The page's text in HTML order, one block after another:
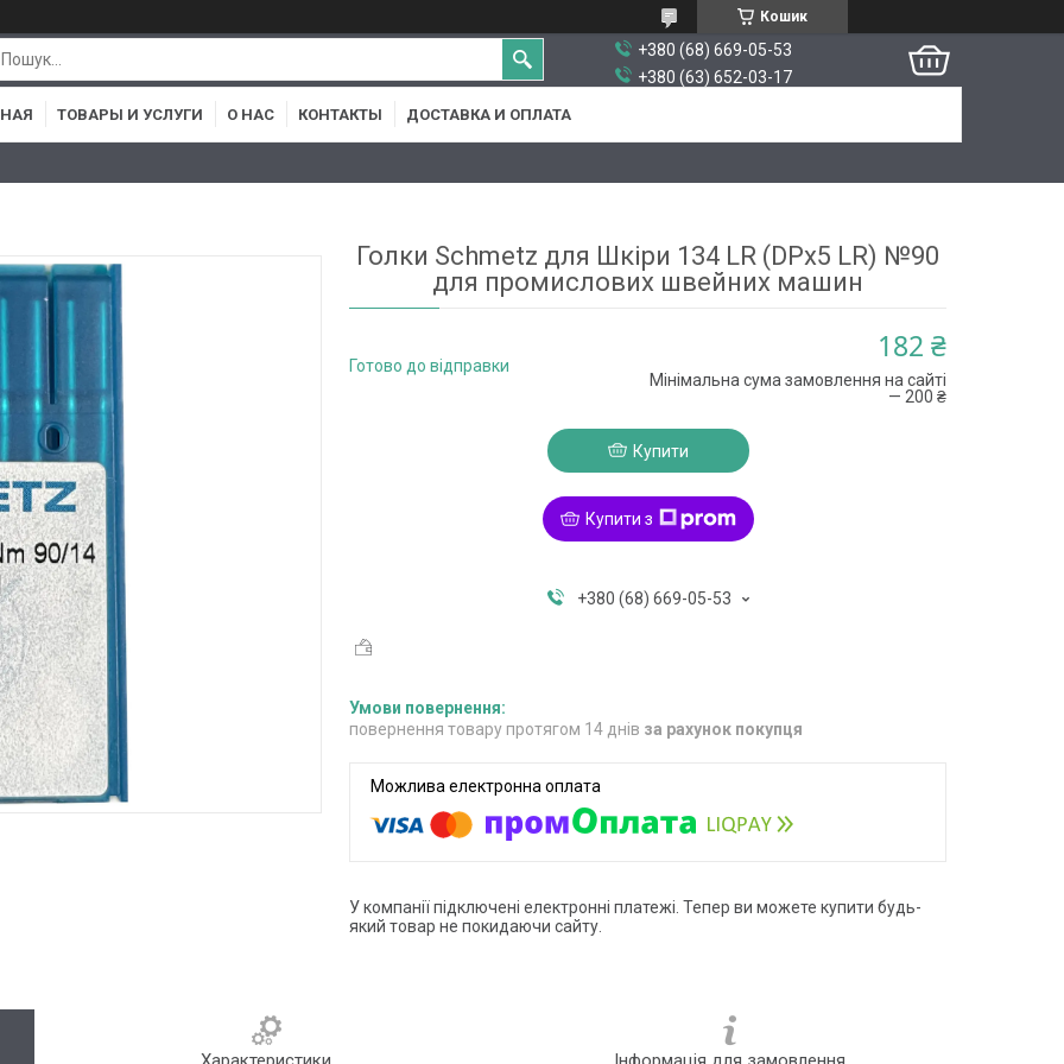
Кошик
+380 (68) 669-05-53
+380 (63) 652-03-17
ТОВАРЫ И УСЛУГИ О НАС КОНТАКТЫ ДОСТАВКА И ОПЛАТА
Голки Schmetz для Шкіри 134 LR (DPx5 LR) №90
для промислових швейних машин
Готово до відправки
182 ₴
Мінімальна сума замовлення на сайті
— 200 ₴
Купити
Купити з
+380 (68) 669-05-53
повернення товару протягом 14 днів за рахунок покупця
У компанії підключені електронні платежі. Тепер ви можете купити будь-
який товар не покидаючи сайту.